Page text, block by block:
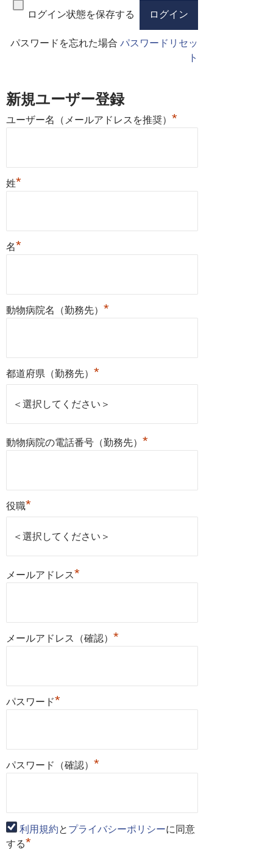
ログイン状態を保存する
パスワードを忘れた場合 パスワードリセッ
ト
新規ユーザー登録
ユーザー名（メールアドレスを推奨） *
姓*
名*
動物病院名（勤務先） *
都道府県（勤務先） *
動物病院の電話番号（勤務先） *
役職*
メールアドレス*
メールアドレス（確認） *
パスワード*
パスワード（確認） *
利用規約と プライバシーポリシーに同意
する*